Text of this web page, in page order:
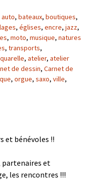
auto, bateaux, boutiques,
, églises, encre, jazz,
, moto, musique, natures
, transports,
, atelier, atelier
de dessin, Carnet de
, orgue, saxo, ville,
et bénévoles !!
partenaires et
les rencontres !!!